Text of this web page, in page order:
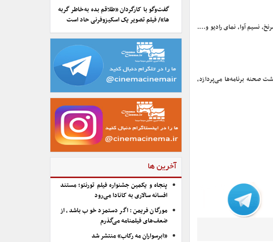
نسیم آوا، نمای رادیو و….
صحنه برنامه‌ها می‌پردازد،
گفت‌وگو با کارگردان «طلاقم بده به خاطر گربه
ها»/ فیلم تصویر یک اسکیزوفرنی حاد است
آخرین ها
پنجاه و یکمین جشنواره فیلم تورنتو؛ مستند
افسانه سالاری به کانادا می‌رود
مورگان فریمن: اگر دستمزد خوب باشد، از
ضعف‌های فیلمنامه می‌گذرم
«ابرسواران مه رکاب» منتشر شد